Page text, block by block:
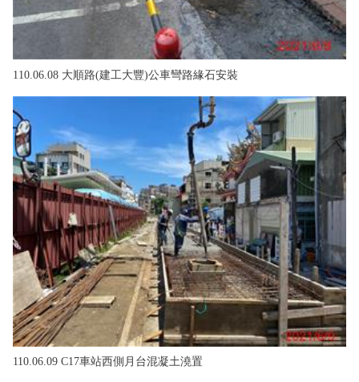
110.06.08 大順路(建工大豐)公車彎路緣石安裝
110.06.09 C17車站西側月台混凝土澆置